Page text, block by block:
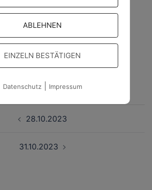
FREIWILLIGE FEUERWEHR
THW
28.10.2023
31.10.2023
ABLEHNEN
EINZELN BESTÄTIGEN
Datenschutz| Impressum